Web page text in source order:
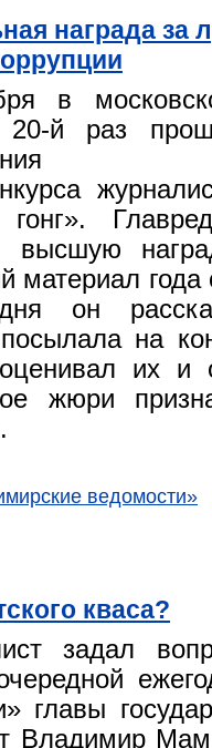
награда за
в
й раз
гонг».
высшую
материал года
он
на
их и
жюри
ведомости»
кваса?
задал
главы
Владимир